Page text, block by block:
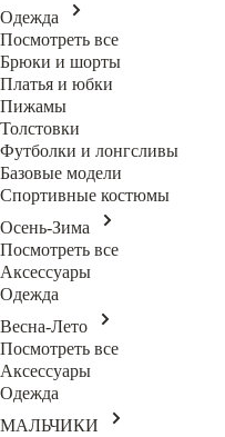
Одежда
Посмотреть все
Брюки и шорты
Платья и юбки
Пижамы
Толстовки
Футболки и лонгсливы
Базовые модели
Спортивные костюмы
Осень-Зима
Посмотреть все
Аксессуары
Одежда
Весна-Лето
Посмотреть все
Аксессуары
Одежда
МАЛЬЧИКИ